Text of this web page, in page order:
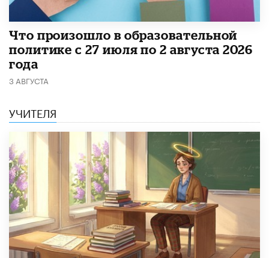
​Что произошло в образовательной
политике с 27 июля по 2 августа 2026
года
3 АВГУСТА
УЧИТЕЛЯ